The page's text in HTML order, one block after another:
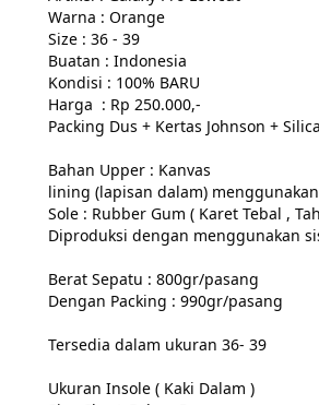
Warna : Orange
Size : 36 - 39
Buatan : Indonesia
Kondisi : 100% BARU
Harga  : Rp 250.000,-
Packing Dus + Kertas Johnson +
Bahan Upper : Kanvas
lining (lapisan dalam)
Sole : Rubber Gum ( Karet Tebal ,
Diproduksi dengan menggunakan
Berat Sepatu : 800gr/pasang
Dengan Packing : 990gr/pasang
Tersedia dalam ukuran 36- 39
Ukuran Insole ( Kaki Dalam )